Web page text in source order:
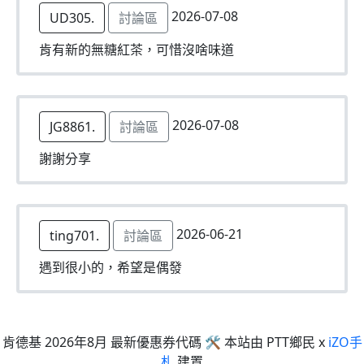
UD305. 討論區
2026-07-08
肯有新的無糖紅茶，可惜沒啥味道
JG8861. 討論區
2026-07-08
謝謝分享
ting701. 討論區
2026-06-21
遇到很小的，希望是偶發
肯德基 2026年8月 最新優惠券代碼 🛠 本站由 PTT鄉民 x iZO手